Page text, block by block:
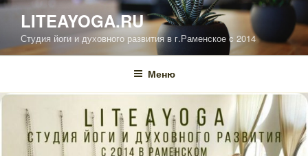
Перейти
содержимому
LITEAYOGA.RU
Студия йоги и духовного развития в г.Раменское c 2014
Меню